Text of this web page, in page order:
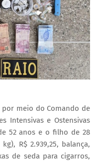
por meio do Comando de
Intensivas e Ostensivas
52 anos e o filho de 28
R$ 2.939,25, balança,
de seda para cigarros,